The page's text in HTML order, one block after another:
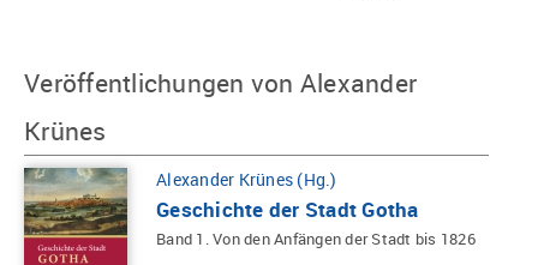
Veröffentlichungen von Alexander
Krünes
Alexander Krünes (Hg.)
Geschichte der Stadt Gotha
Band 1. Von den Anfängen der Stadt bis 1826